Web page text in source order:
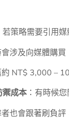
若策略需要引用
涉及向媒體購買
NT$ 3,000 –
禦成本：有時候
也會跟著刷負評